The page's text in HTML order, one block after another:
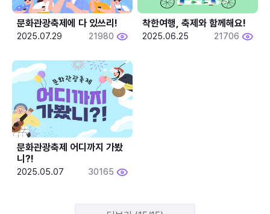
문화관광축제에 다 있쓰리!
2025.07.29 21980
착한여행, 축제와 함께해요!
2025.06.25 21706
문화관광축제 어디까지 가봤
니?!
2025.05.07 30165